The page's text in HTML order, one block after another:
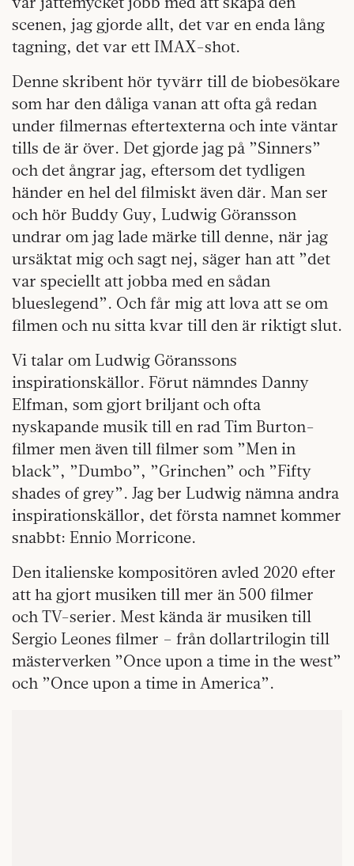
scenen, jag gjorde allt, det var en enda lång
tagning, det var ett IMAX-shot.
Denne skribent hör tyvärr till de biobesökare
som har den dåliga vanan att ofta gå redan
under filmernas eftertexterna och inte väntar
tills de är över. Det gjorde jag på ”Sinners”
och det ångrar jag, eftersom det tydligen
händer en hel del filmiskt även där. Man ser
och hör Buddy Guy, Ludwig Göransson
undrar om jag lade märke till denne, när jag
ursäktat mig och sagt nej, säger han att ”det
var speciellt att jobba med en sådan
blueslegend”. Och får mig att lova att se om
filmen och nu sitta kvar till den är riktigt slut.
Vi talar om Ludwig Göranssons
inspirationskällor. Förut nämndes Danny
Elfman, som gjort briljant och ofta
nyskapande musik till en rad Tim Burton-
filmer men även till filmer som ”Men in
black”, ”Dumbo”, ”Grinchen” och ”Fifty
shades of grey”. Jag ber Ludwig nämna andra
inspirationskällor, det första namnet kommer
snabbt: Ennio Morricone.
Den italienske kompositören avled 2020 efter
att ha gjort musiken till mer än 500 filmer
och TV-serier. Mest kända är musiken till
Sergio Leones filmer – från dollartrilogin till
mästerverken ”Once upon a time in the west”
och ”Once upon a time in America”.